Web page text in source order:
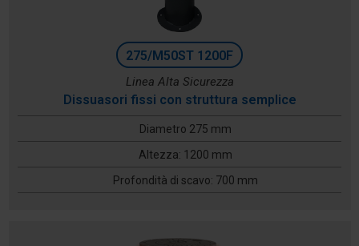
275/M50ST 1200F
Linea Alta Sicurezza
Dissuasori fissi con struttura semplice
Diametro 275 mm
Altezza: 1200 mm
Profondità di scavo: 700 mm